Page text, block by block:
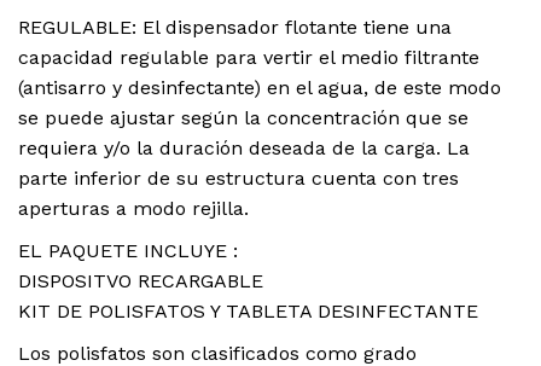
REGULABLE: El dispensador flotante tiene una
capacidad regulable para vertir el medio filtrante
(antisarro y desinfectante) en el agua, de este modo
se puede ajustar según la concentración que se
requiera y/o la duración deseada de la carga. La
parte inferior de su estructura cuenta con tres
aperturas a modo rejilla.
EL PAQUETE INCLUYE :
DISPOSITVO RECARGABLE
KIT DE POLISFATOS Y TABLETA DESINFECTANTE
Los polisfatos son clasificados como grado